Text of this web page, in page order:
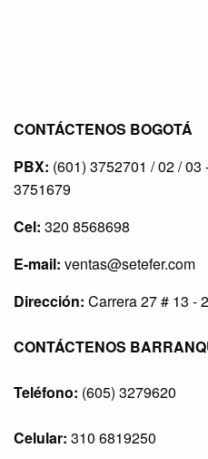
CONTÁCTENOS BOGOTÁ
PBX: (601) 3752701 / 02 /
3751679
Cel: 320 8568698
E-mail: ventas@setefer.com
Dirección: Carrera 27 # 13 -
CONTÁCTENOS
Teléfono: (605) 3279620
Celular: 310 6819250